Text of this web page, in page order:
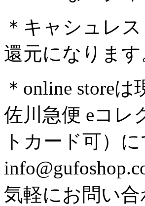
＊キャシュレ
還元になります
＊online store
佐川急便 eコレ
トカード可）
気軽にお問い